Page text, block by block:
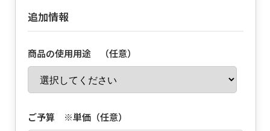
追加情報
商品の使用用途 （任意）
ご予算 ※単価（任意）